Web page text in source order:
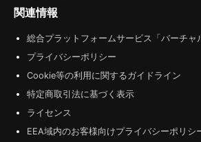
関連情報
総合プラットフォームサービス「バーチャ
プライバシーポリシー
Cookie等の利用に関するガイドライン
特定商取引法に基づく表示
ライセンス
EEA域内のお客様向けプライバシーポリシ